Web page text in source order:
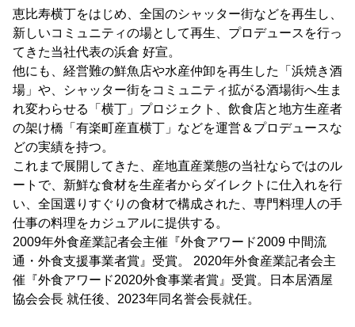
恵比寿横丁をはじめ、全国のシャッター街などを再生し、
新しいコミュニティの場として再生、プロデュースを行っ
てきた当社代表の浜倉 好宣。
他にも、経営難の鮮魚店や水産仲卸を再生した「浜焼き酒
場」や、シャッター街をコミュニティ拡がる酒場街へ生ま
れ変わらせる「横丁」プロジェクト、飲食店と地方生産者
の架け橋「有楽町産直横丁」などを運営＆プロデュースな
どの実績を持つ。
これまで展開してきた、産地直産業態の当社ならではのル
ートで、新鮮な食材を生産者からダイレクトに仕入れを行
い、全国選りすぐりの食材で構成された、専門料理人の手
仕事の料理をカジュアルに提供する。
2009年外食産業記者会主催『外食アワード2009 中間流
通・外食支援事業者賞』受賞。 2020年外食産業記者会主
催『外食アワード2020外食事業者賞』受賞。日本居酒屋
協会会長 就任後、2023年同名誉会長就任。